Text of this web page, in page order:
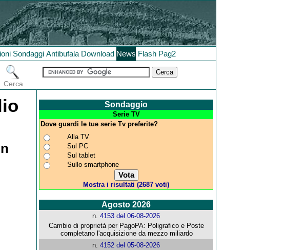
Sondaggi Antibufala Download News Flash Pag2
Cerca
Sondaggio
Serie TV
Dove guardi le tue serie Tv preferite?
Alla TV
Sul PC
Sul tablet
Sullo smartphone
Mostra i risultati (2687 voti)
Agosto 2026
n.4153 del 06-08-2026
Cambio di proprietà per PagoPA: Poligrafico e Poste
completano l'acquisizione da mezzo miliardo
n.4152 del 05-08-2026